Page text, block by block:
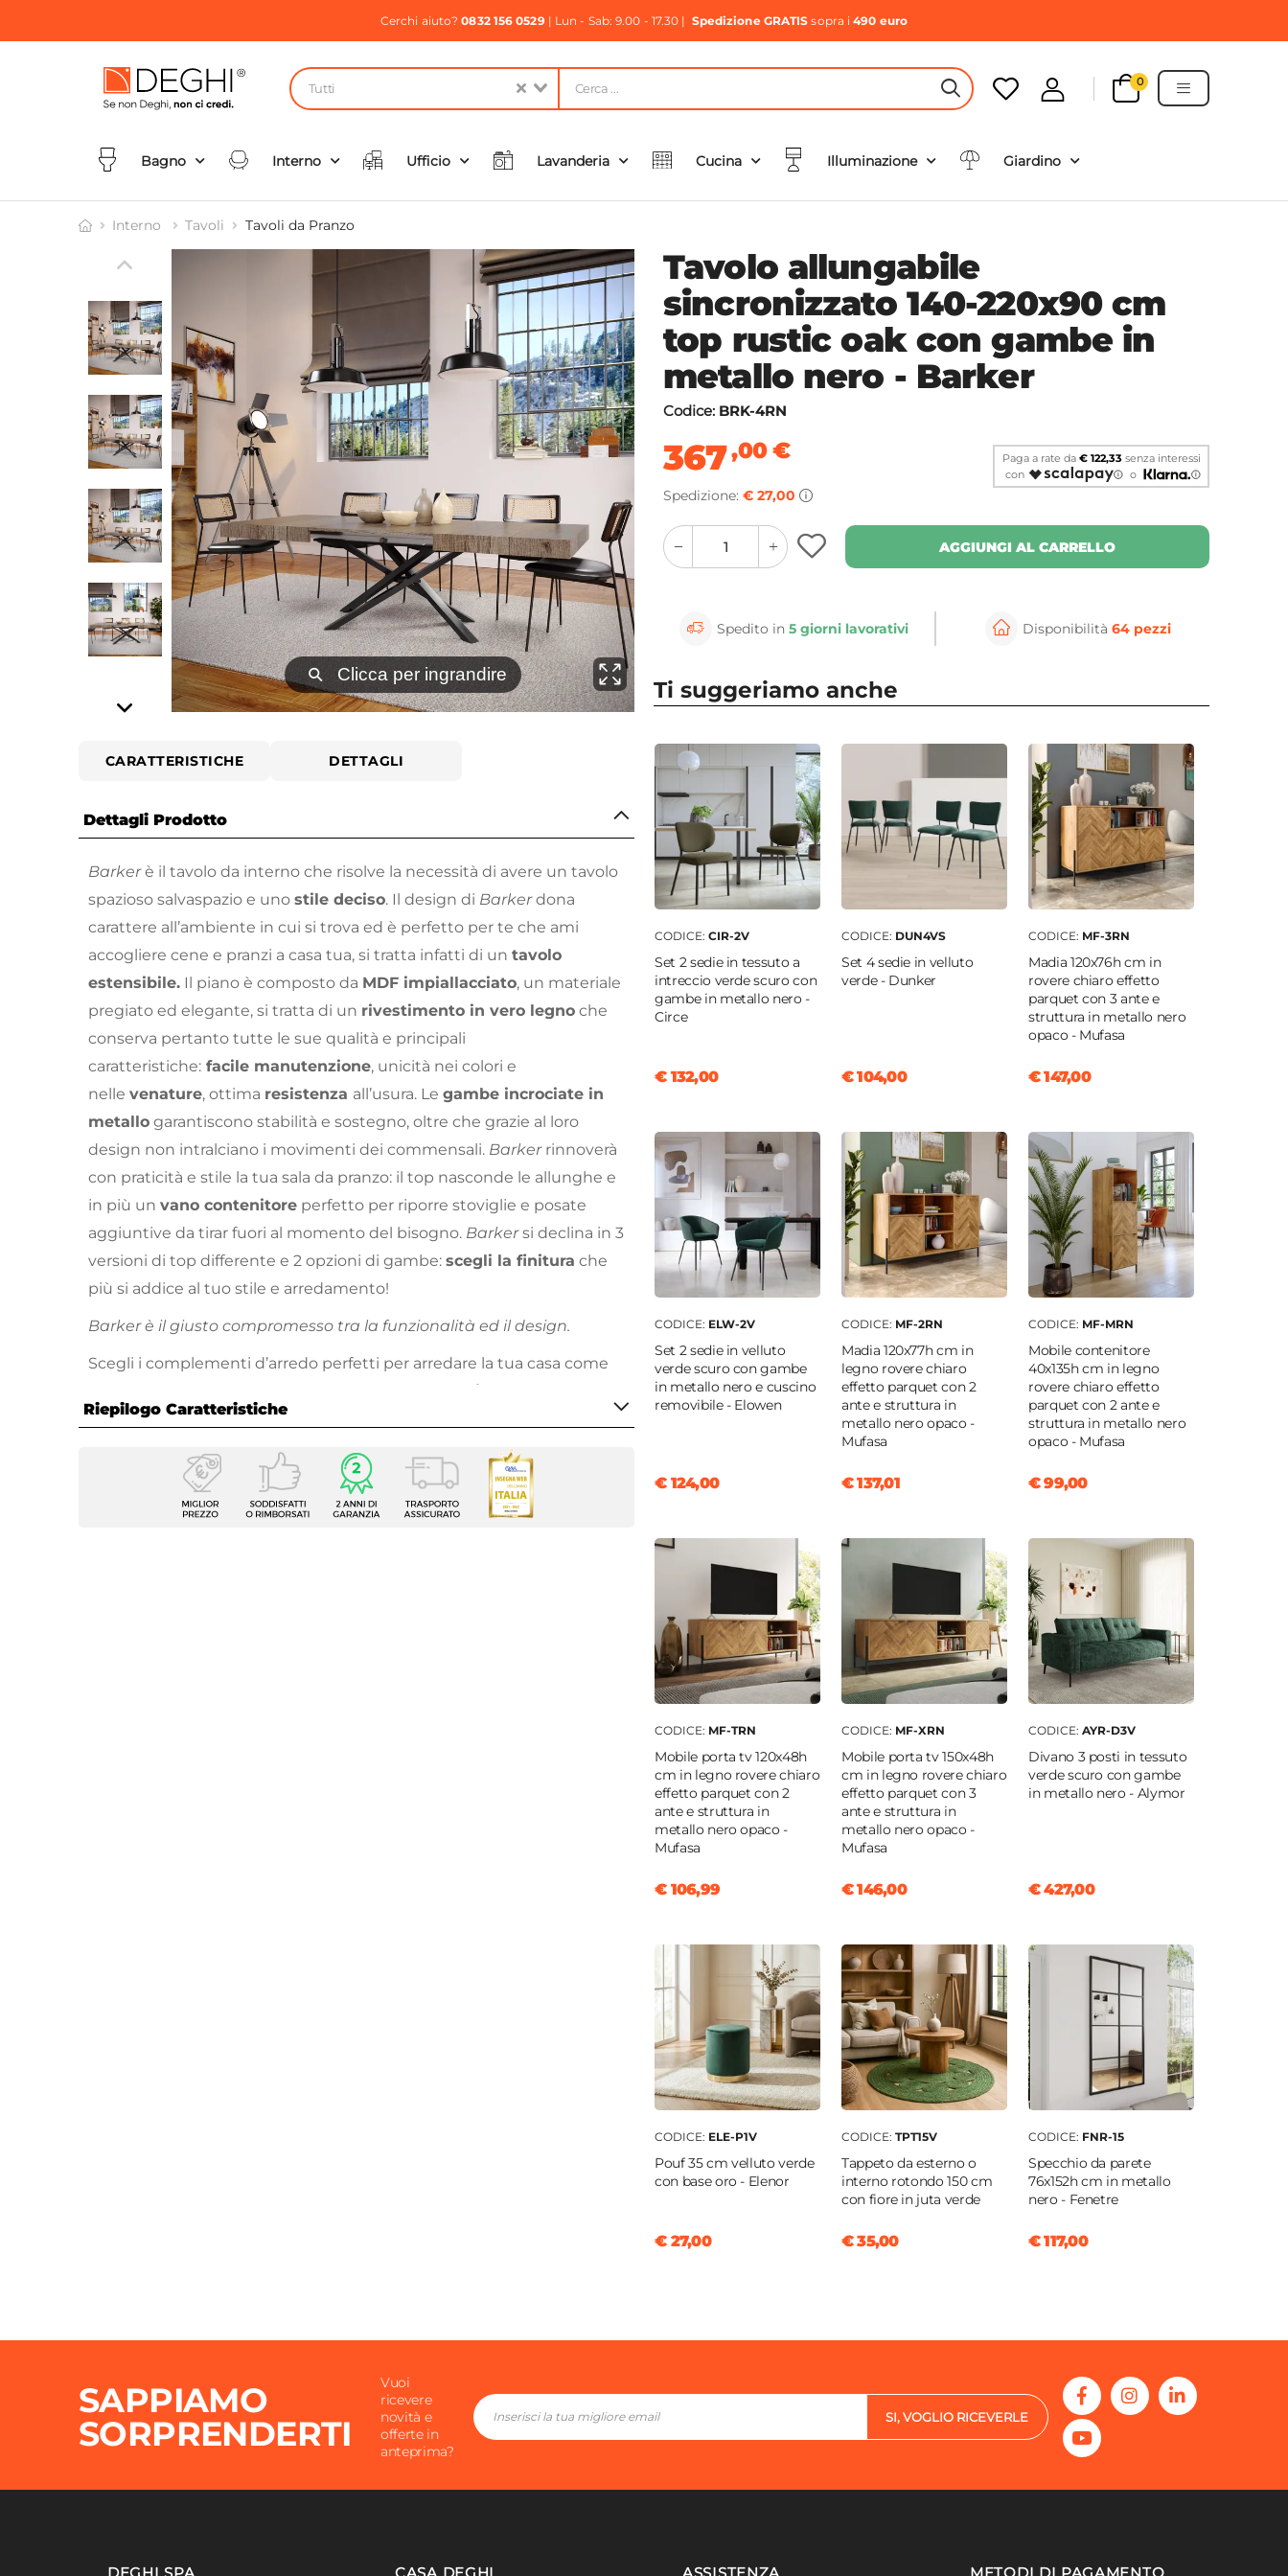
Cerchi aiuto?0832 156 0529| Lun - Sab: 9.00 - 17.30 | Spedizione GRATIS sopra i490 euro
Tutti HEADER SEARCH BUTTON
0
Bagno Interno Ufficio Lavanderia Cucina Illuminazione Giardino
Interno Tavoli Tavoli da Pranzo
⚲ Clicca per ingrandire ⚲
CARATTERISTICHE DETTAGLI
Dettagli Prodotto
Barkerè il tavolo da interno che risolve la necessità di avere un tavolo
spazioso salvaspazio e uno stile deciso. Il design di Barkerdona
carattere all’ambiente in cui si trova ed è perfetto per te che ami
accogliere cene e pranzi a casa tua, si tratta infatti di un tavolo
estensibile. Il piano è composto da MDF impiallacciato, un materiale
pregiato ed elegante, si tratta di un rivestimento in vero legno che
conserva pertanto tutte le sue qualità e principali
caratteristiche: facile manutenzione, unicità nei colori e
nelle venature, ottima resistenza all’usura. Le gambe incrociate in
metallo garantiscono stabilità e sostegno, oltre che grazie al loro
design non intralciano i movimenti dei commensali. Barker rinnoverà
con praticità e stile la tua sala da pranzo: il top nasconde le allunghe e
in più un vano contenitore perfetto per riporre stoviglie e posate
aggiuntive da tirar fuori al momento del bisogno. Barkersi declina in 3
versioni di top differente e 2 opzioni di gambe: scegli la finitura che
più si addice al tuo stile e arredamento!
Barker è il giusto compromesso tra la funzionalità ed il design.
Scegli i complementi d’arredo perfetti per arredare la tua casa come
proposte per tutte le necessità, stili di arredamento e prezzo.
Riepilogo Caratteristiche
Caratteristiche
Barker
Tavolo allungabile
Tavolo allungabile
sincronizzato 140-220x90 cm
top rustic oak con gambe in
metallo nero - Barker
Codice: BRK-4RN
367,00€
Spedizione: € 27,00
Paga a rate da € 122,33 senza interessi
con
o
quantity
button
quantity
minus
button
AGGIUNGI AL CARRELLO
Spedito in5 giorni lavorativi Disponibilità 64 pezzi
Ti suggeriamo anche
CODICE: CIR-2V
Set 2 sedie in tessuto a
intreccio verde scuro con
gambe in metallo nero -
Circe
€ 132,00
CODICE: DUN4VS
Set 4 sedie in velluto
verde - Dunker
€ 104,00
CODICE: MF-3RN
Madia 120x76h cm in
rovere chiaro effetto
parquet con 3 ante e
struttura in metallo nero
opaco - Mufasa
€ 147,00
CODICE: ELW-2V
Set 2 sedie in velluto
verde scuro con gambe
in metallo nero e cuscino
removibile - Elowen
€ 124,00
CODICE: MF-2RN
Madia 120x77h cm in
legno rovere chiaro
effetto parquet con 2
ante e struttura in
metallo nero opaco -
Mufasa
€ 137,01
CODICE: MF-MRN
Mobile contenitore
40x135h cm in legno
rovere chiaro effetto
parquet con 2 ante e
struttura in metallo nero
opaco - Mufasa
€ 99,00
CODICE: MF-TRN
Mobile porta tv 120x48h
cm in legno rovere chiaro
effetto parquet con 2
ante e struttura in
metallo nero opaco -
Mufasa
€ 106,99
CODICE: MF-XRN
Mobile porta tv 150x48h
cm in legno rovere chiaro
effetto parquet con 3
ante e struttura in
metallo nero opaco -
Mufasa
€ 146,00
CODICE: AYR-D3V
Divano 3 posti in tessuto
verde scuro con gambe
in metallo nero - Alymor
€ 427,00
CODICE: ELE-P1V
Pouf 35 cm velluto verde
con base oro - Elenor
€ 27,00
CODICE: TPT15V
Tappeto da esterno o
interno rotondo 150 cm
con fiore in juta verde
€ 35,00
CODICE: FNR-15
Specchio da parete
76x152h cm in metallo
nero - Fenetre
€ 117,00
SAPPIAMO
SORPRENDERTI
Vuoi
ricevere
novità e
offerte in
anteprima?
SI, VOGLIO RICEVERLE